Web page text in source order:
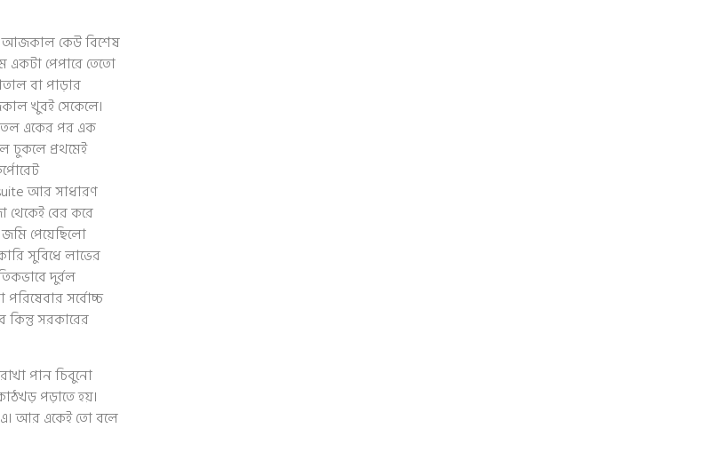
আজকাল কেউ বিশেষ
একটা পেপারে তেতো
বা পাড়ার
খুবই সেকেলে।
একের পর এক
ঢুকলে প্রথমেই
আর সাধারণ
থেকেই বের করে
পেয়েছিলো
সুবিধে লাভের
দুর্বল
সর্বোচ্চ
কিন্তু সরকারের
পান চিবুনো
পড়াতে হয়।
আর একেই তো বলে